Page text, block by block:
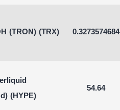
(TRON) (TRX) 0.3273574684
(HYPE)
54.64